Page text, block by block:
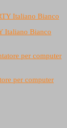
Italiano Bianco
per computer